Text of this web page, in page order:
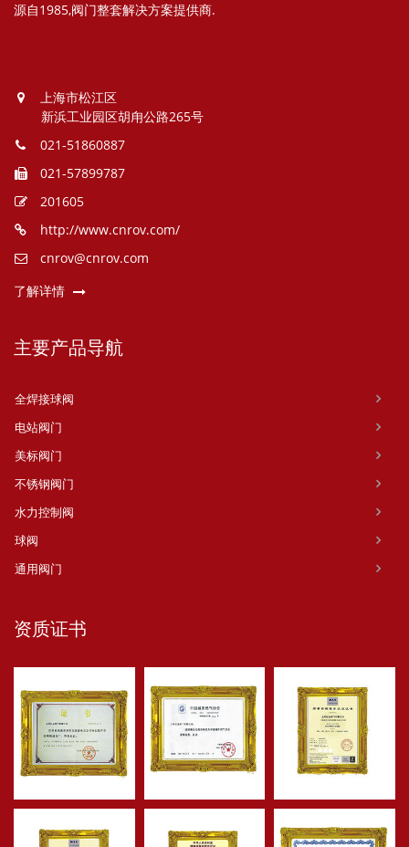
源自1985,阀门整套解决方案提供商.
上海市松江区
新浜工业园区胡甪公路265号
021-51860887
021-57899787
201605
http://www.cnrov.com/
cnrov@cnrov.com
了解详情
主要产品导航
全焊接球阀
电站阀门
美标阀门
不锈钢阀门
水力控制阀
球阀
通用阀门
资质证书